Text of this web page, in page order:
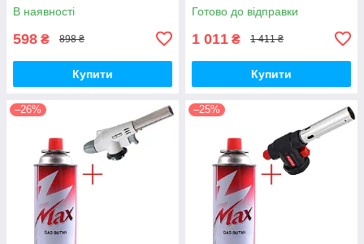
В наявності
598 ₴ 898 ₴
Купити
Готово до відправки
1 011 ₴ 1 411 ₴
Купити
–26% –25%